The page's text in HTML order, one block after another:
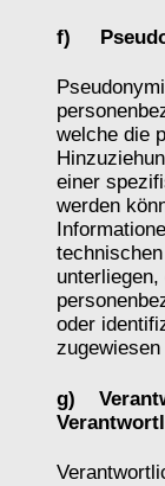
f)
welche die
einer
werden
oder
zugewiesen
g)